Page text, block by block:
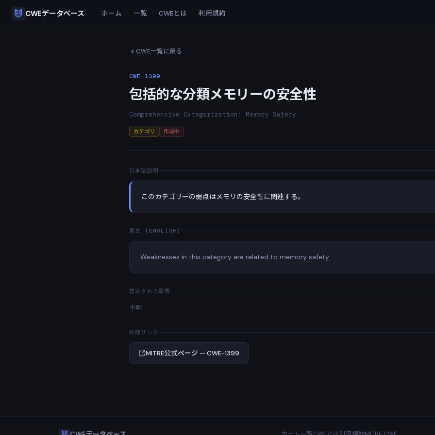
CWEデータベース ホーム 一覧 CWEとは 利用規約
CWE一覧に戻る
CWE-1399
包括的な分類メモリーの安全性
Comprehensive Categorization: Memory Safety
カテゴリ 作成中
日本語説明
このカテゴリーの弱点はメモリの安全性に関連する。
原文 (ENGLISH)
Weaknesses in this category are related to memory safety.
想定される影響
不明
外部リンク
MITRE公式ページ — CWE-1399